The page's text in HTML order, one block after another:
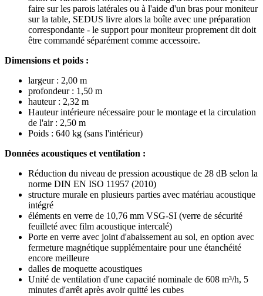
faire sur les parois latérales ou à l'aide d'un bras pour moniteur
sur la table, SEDUS livre alors la boîte avec une préparation
correspondante - le support pour moniteur proprement dit doit
être commandé séparément comme accessoire.
Dimensions et poids :
largeur : 2,00 m
profondeur : 1,50 m
hauteur : 2,32 m
Hauteur intérieure nécessaire pour le montage et la circulation
de l'air : 2,50 m
Poids : 640 kg (sans l'intérieur)
Données acoustiques et ventilation :
Réduction du niveau de pression acoustique de 28 dB selon la
norme DIN EN ISO 11957 (2010)
structure murale en plusieurs parties avec matériau acoustique
intégré
éléments en verre de 10,76 mm VSG-SI (verre de sécurité
feuilleté avec film acoustique intercalé)
Porte en verre avec joint d'abaissement au sol, en option avec
fermeture magnétique supplémentaire pour une étanchéité
encore meilleure
dalles de moquette acoustiques
Unité de ventilation d'une capacité nominale de 608 m³/h, 5
minutes d'arrêt après avoir quitté les cubes